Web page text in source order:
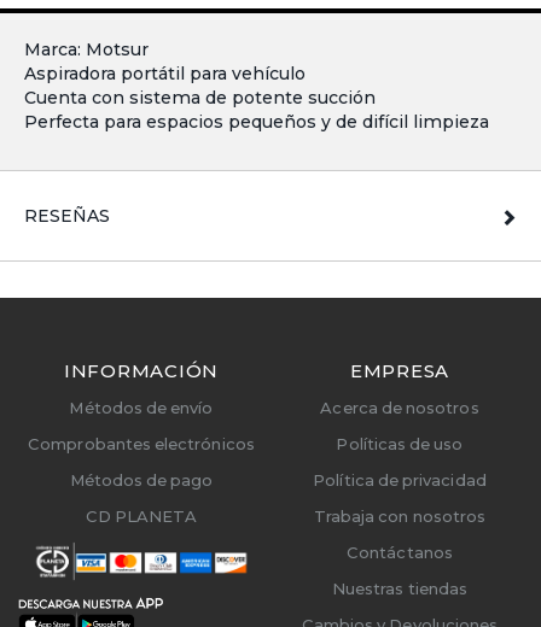
Marca: Motsur
Aspiradora portátil para vehículo
Cuenta con sistema de potente succión
Perfecta para espacios pequeños y de difícil limpieza
RESEÑAS
INFORMACIÓN
Métodos de envío
Comprobantes electrónicos
Métodos de pago
CD PLANETA
EMPRESA
Acerca de nosotros
Políticas de uso
Política de privacidad
Trabaja con nosotros
Contáctanos
Nuestras tiendas